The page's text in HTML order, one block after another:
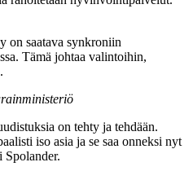
on saatava synkroniin
Tämä johtaa valintoihin,
on tehty ja tehdään.
iso asia ja se saa onneksi nyt
Spolander.